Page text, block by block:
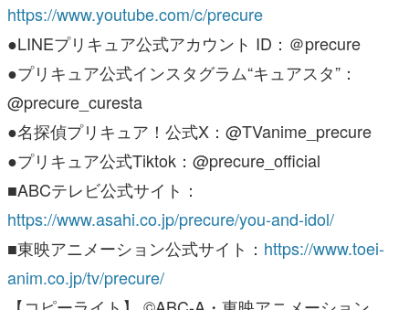
https://www.youtube.com/c/precure
●LINEプリキュア公式アカウント ID：＠precure
●プリキュア公式インスタグラム“キュアスタ”：
@precure_curesta
●名探偵プリキュア！公式X：@TVanime_precure
●プリキュア公式Tiktok：@precure_official
■ABCテレビ公式サイト：
https://www.asahi.co.jp/precure/you-and-idol/
■東映アニメーション公式サイト： https://www.toei-
anim.co.jp/tv/precure/